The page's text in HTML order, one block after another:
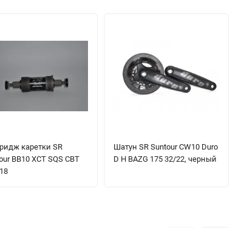
каретки SR
BB10 XCT SQS CBT
Шатун SR Suntour CW10 Duro
D H BAZG 175 32/22, черный